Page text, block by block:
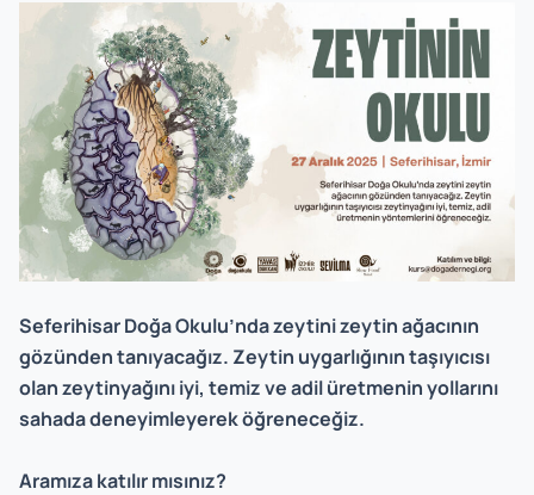
Seferihisar Doğa Okulu’nda zeytini zeytin ağacının
gözünden tanıyacağız. Zeytin uygarlığının taşıyıcısı
olan zeytinyağını iyi, temiz ve adil üretmenin yollarını
sahada deneyimleyerek öğreneceğiz.
Aramıza katılır mısınız?